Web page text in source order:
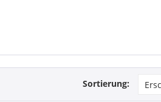
Sortierung: